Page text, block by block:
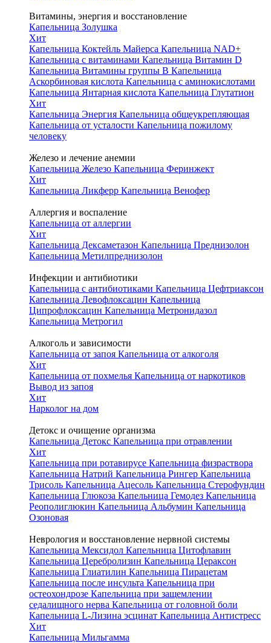
Витамины, энергия и восстановление
Капельница Золушка
Хит
Капельница Коктейль Майерса Капельница NAD+
Капельница с витаминами Капельница Витамин D
Капельница Витамины группы B Капельница
Аскорбиновая кислота Капельница с аминокислотами
Капельница Янтарная кислота Капельница Глутатион
Хит
Капельница Энергия Капельница общеукрепляющая
Капельница от усталости Капельница пожилому
человеку
Железо и лечение анемии
Капельница Железо Капельница Феринжект
Хит
Капельница Ликферр Капельница Венофер
Аллергия и воспаление
Капельница от аллергии
Хит
Капельница Дексаметазон Капельница Преднизолон
Капельница Метилпреднизолон
Инфекции и антибиотики
Капельница с антибиотиками Капельница Цефтриаксон
Капельница Левофлоксацин Капельница
Ципрофлоксацин Капельница Метронидазол
Капельница Метрогил
Алкоголь и зависимости
Капельница от запоя Капельница от алкоголя
Хит
Капельница от похмелья Капельница от наркотиков
Вывод из запоя
Хит
Нарколог на дом
Детокс и очищение организма
Капельница Детокс Капельница при отравлении
Хит
Капельница при ротавирусе Капельница физраствора
Капельница Натрий Капельница Рингер Капельница
Трисоль Капельница Ацесоль Капельница Стерофундин
Капельница Глюкоза Капельница Гемодез Капельница
Реополиглюкин Капельница Альбумин Капельница
Озоновая
Неврология и восстановление нервной системы
Капельница Мексидол Капельница Цитофлавин
Капельница Церебролизин Капельница Цераксон
Капельница Глиатилин Капельница Пирацетам
Капельница после инсульта Капельница при
остеохондрозе Капельница при защемлении
седалищного нерва Капельница от головной боли
Капельница L-Лизина эсцинат Капельница Антистресс
Хит
Капельница Мильгамма